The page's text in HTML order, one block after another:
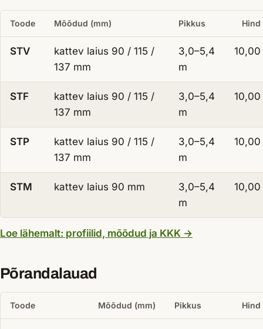
Toode Mõõdud (mm) Pikkus
STV
kattev laius 90 / 115 /
137 mm
3,0–5,4
m
10,00
STF
kattev laius 90 / 115 /
137 mm
3,0–5,4
m
10,00
STP
kattev laius 90 / 115 /
137 mm
3,0–5,4
m
10,00
STM kattev laius 90 mm
3,0–5,4
m
10,00
Loe lähemalt: profiilid, mõõdud ja KKK —
→
Põrandalauad
Toode Mõõdud (mm) Pikkus